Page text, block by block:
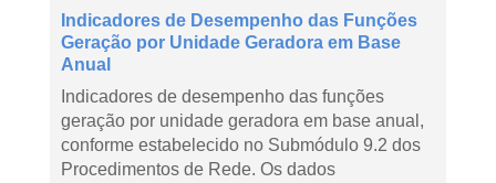
Indicadores de Desempenho das Funções
Geração por Unidade Geradora em Base
Anual
Indicadores de desempenho das funções
geração por unidade geradora em base anual,
conforme estabelecido no Submódulo 9.2 dos
Procedimentos de Rede. Os dados